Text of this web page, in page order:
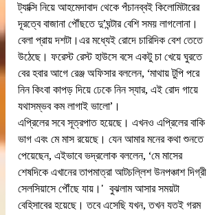
ট্যাক্সি নিয়ে আহমেদাবাদ থেকে পঁচানব্বই কিলোমিটারের
দূরত্বে বাজানা পৌঁছতে দু’ঘন্টার বেশি সময় লাগলোনা।
বেলা প্রায় দশটা।এর মধ্যেই রোদে চারিদিক বেশ তেতে
উঠেছে। ফরেস্ট রেস্ট হাউসে বসে একটু চা খেয়ে ঘুরতে
বের হবার আগে রেঞ্জ অফিসার বললেন, ‘মাথায় টুপি পরে
নিন কিংবা কাপড় দিয়ে ঢেকে নিন স্যার, এই রোদ গায়ে
যথাসম্ভব কম লাগাই ভালো’।
এপ্রিলের সবে সূত্রপাত হয়েছে। এখনও এপ্রিলের বাকি
ভাগ এবং মে মাস রয়েছে। যেন আমার মনের কথা শুনতে
পেয়েছেন, এইভাবে ভদ্রলোক বললেন, ‘মে মাসের
শেষদিকে এখানের তাপমাত্রা আটচল্লিশ উনপঞ্চাশ দিগ্রী
সেলসিয়াসে পৌঁছে যায়।'  বুঝলাম আসার সময়টা
বেহিসাবের হয়েছে। তবে এসেছি যখন, তখন যতই গরম